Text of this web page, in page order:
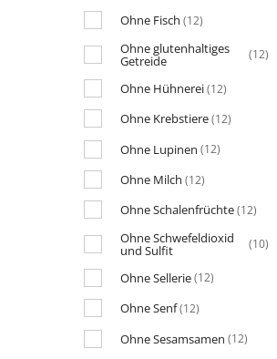
Ohne Fisch (12)
Ohne glutenhaltiges
Getreide (12)
Ohne Hühnerei(12)
Ohne Krebstiere(12)
Ohne Lupinen (12)
Ohne Milch (12)
Ohne Schalenfrüchte(12)
Ohne Schwefeldioxid
und Sulfit (10)
Ohne Sellerie(12)
Ohne Senf(12)
Ohne Sesamsamen (12)